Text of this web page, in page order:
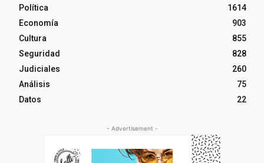
Política
1614
Economía
903
Cultura
855
Seguridad
828
Judiciales
260
Análisis
75
Datos
22
- Advertisement -